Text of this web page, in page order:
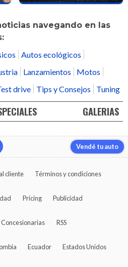
navegando en las
Autos ecológicos
Lanzamientos
Motos
drive Tips y Consejos Tuning
GALERIAS
Vendé tu auto
cliente Términos y condiciones
Pricing Publicidad
RSS
Ecuador Estados Unidos